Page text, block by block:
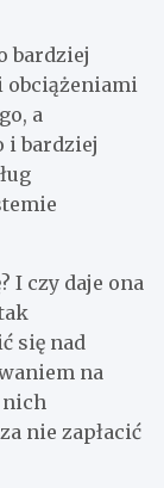
bardziej
obciążeniami
a
i bardziej
I czy daje ona
się nad
na
nich
nie zapłacić